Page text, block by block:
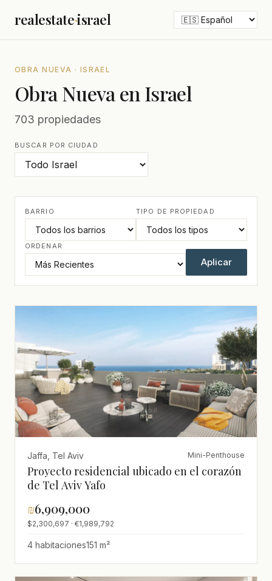
realestate·israel
OBRA NUEVA · ISRAEL
Obra Nueva en Israel
703 propiedades
BUSCAR POR CIUDAD
BARRIO TIPO DE PROPIEDAD
ORDENAR
Aplicar
Jaffa, Tel Aviv Mini-Penthouse
Proyecto residencial ubicado en el corazón
de Tel Aviv Yafo
₪6,909,000
$2,300,697 · €1,989,792
4 habitaciones151 m²